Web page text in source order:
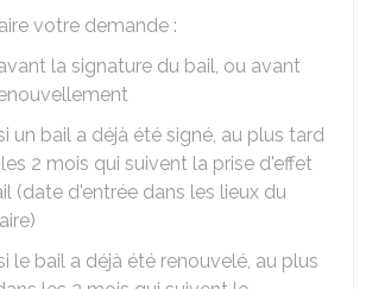
votre demande :
la signature du bail, ou avant
un bail a déjà été signé, au plus tard
2 mois qui suivent la prise d'effet
(date d'entrée dans les lieux du
le bail a déjà été renouvelé, au plus